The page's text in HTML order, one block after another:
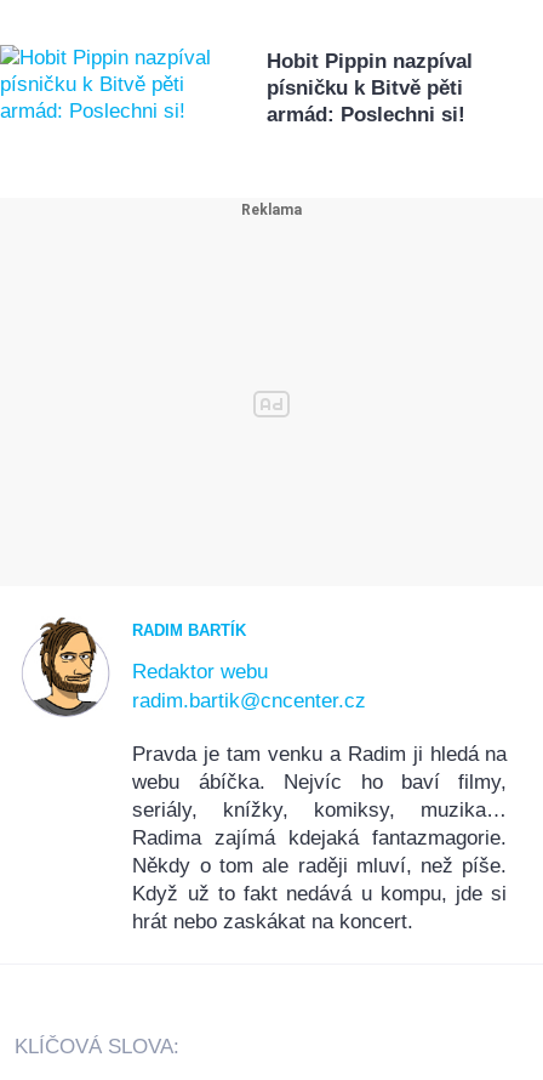
Hobit Pippin nazpíval
písničku k Bitvě pěti
armád: Poslechni si!
RADIM BARTÍK
Redaktor webu
radim.bartik@cncenter.cz
Pravda je tam venku a Radim ji hledá na
webu ábíčka. Nejvíc ho baví filmy,
seriály, knížky, komiksy, muzika…
Radima zajímá kdejaká fantazmagorie.
Někdy o tom ale raději mluví, než píše.
Když už to fakt nedává u kompu, jde si
hrát nebo zaskákat na koncert.
KLÍČOVÁ SLOVA: